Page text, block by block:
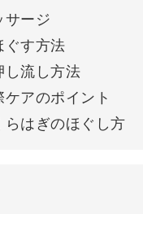
3つのポイントがあ
の体調管理に役立
サージ
ぐす方法
し流し方法
アのポイント
はぎのほぐし方